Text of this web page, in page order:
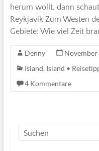
herum wollt, dann
Reykjavik Zum Westen
Gebiete: Wie viel Zeit
Denny
November
Island, Island •
4 Kommentare